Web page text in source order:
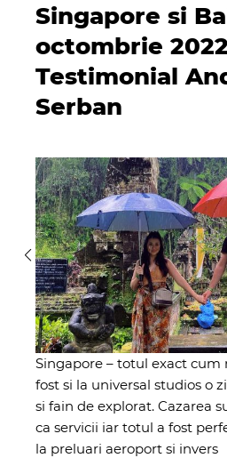
Singapore si
octombrie
Testimonial
Serban
Singapore – totul exact
fost si la universal studios o
si fain de explorat. Cazarea
ca servicii iar totul a fost
la preluari aeroport si invers